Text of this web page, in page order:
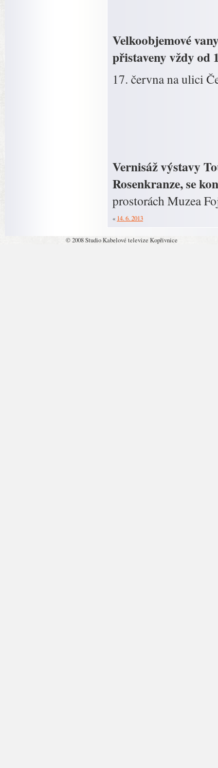
Velkoobjemové
přistaveny vždy od
17. června na ulici
Vernisáž výstavy
Rosenkranze, se
prostorách Muzea
« 14. 6. 2013
© 2008 Studio Kabelové televize Kopřivnice